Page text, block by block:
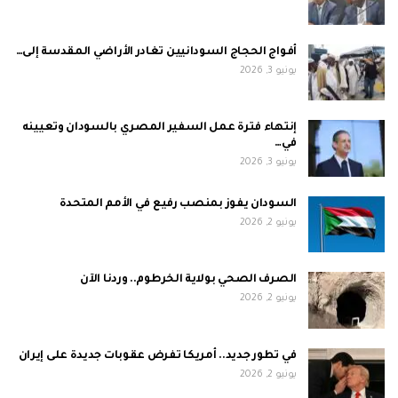
أفواج الحجاج السودانيين تغادر الأراضي المقدسة إلى…
يونيو 3, 2026
إنتهاء فترة عمل السفير المصري بالسودان وتعيينه
في…
يونيو 3, 2026
السودان يفوز بمنصب رفيع في الأمم المتحدة
يونيو 2, 2026
الصرف الصحي بولاية الخرطوم.. وردنا الآن
يونيو 2, 2026
في تطور جديد.. أمريكا تفرض عقوبات جديدة على إيران
يونيو 2, 2026